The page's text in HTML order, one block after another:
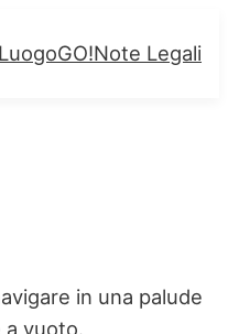
LuogoGO!Note Legali
in una palude
a vuoto.